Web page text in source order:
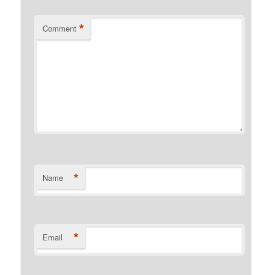
Comment *
Name *
Email *